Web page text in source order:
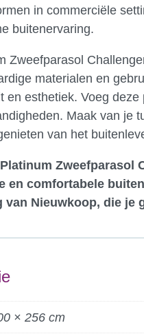
in commerciële
buitenervaring.
Zweefparasol
materialen en
en esthetiek. Voeg
Maak van je
van het
Zweefparasol
en comfortabele
van Nieuwkoop, die
× 256 cm